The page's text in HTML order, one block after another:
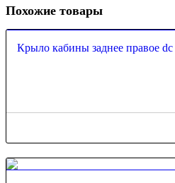
Похожие товары
Крыло кабины заднее правое dc